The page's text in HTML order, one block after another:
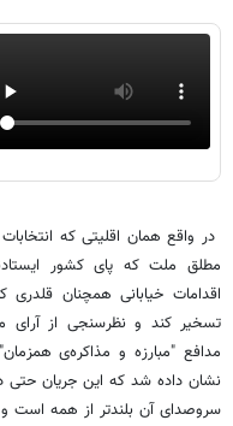
در واقع همان اقلیتی که
مطلق ملت که پای کشور
اقدامات خیابانی همچنان قلدری
تسخیر کند و نظرسنجی از
مدافع "مبارزه و مذاکره‌ی
نشان داده شد که این جریان حتی
سروصدای آن بلندتر از همه